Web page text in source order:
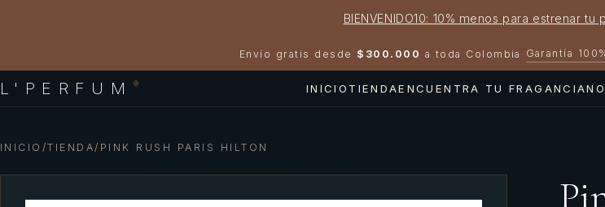
BIENVENIDO10: 10% menos para estrenar
Envío gratis desde $300.000 a toda Colombia · Garantía
L'PERFUM ® INICIO TIENDAENCUENTRA TU FRAGANCIA
INICIO /TIENDA/ PINK RUSH PARIS HILTON